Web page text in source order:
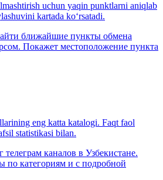
uchun yaqin punktlarni aniqlab
kartada ko‘rsatadi.
ближайшие пункты обмена
Покажет местоположение пункта
eng katta katalogi. Faqt faol
statistikasi bilan.
каналов в Узбекистане.
по категориям и с подробной